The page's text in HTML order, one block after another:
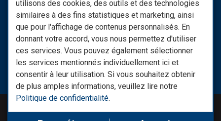
Conditions générales de
vente
Les Moyens De Paiement
Nous Contacter
Retrouvez notre site spécial
Besoin d'informations ?
Réalisation :
Conectiweb
utilisons des cookies, des outils et des technologies
similaires à des fins statistiques et marketing, ainsi
que pour l'affichage de contenus personnalisés. En
donnant votre accord, vous nous permettez d'utiliser
ces services. Vous pouvez également sélectionner
les services mentionnés individuellement ici et
consentir à leur utilisation. Si vous souhaitez obtenir
de plus amples informations, veuillez lire notre
Politique de confidentialité.